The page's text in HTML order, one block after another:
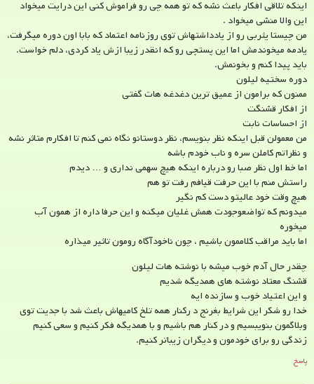
اینکه تلاقی افکار باعث نشه که تو همه چی رو فراموش کنی این درایت میخواد
این والا منشی میخواد .
من چیستا یثربی رو از یادداشتهاش توی روزنامه اعتماد که بابا اون دوره میگرفت،
یادمه میخوندمش اما این پستچی رو که انقدر زیبا ازش یاد کردی، دلم خواست.
باید پیدا کنم و بخونمش.
دوره سختیه لیلون
ممنون که برامون از عمیق ترین دغدغه هات گفتی
از افکار قشنگت
از احساسات نابت
من معمولن قبل اینکه نظر بنویسم، نظر دوستانو نگاه نمی کنم تا افکارم متاثر نشه
و نظراتم کاملن سره و ناب خودم باشه
اما خط اول نظر صبا رو درباره اینکه هیچ سهمی نداری و … دیدم
راستش منم با این حرفت قیافم رفت تو هم
هیچ وقت خود عالیتو دست کم نگیر
میدونم که تواضعوجودت همش غلیان میکنه و این حرفا داره از همون آب
میخوره
اما باید مراقب کلاممون باشیم ، چون ناخودآگاه رومون تاثیر میذاره
چقدر حال آدم خوب میشه با نوشته هات لیلون
قشنگ معتاد نوشته های همدیگه شدیم
و این اعتیاد خوب و سازنده ایه
خدا رو شکر این شرایط بغرنج د رکنار همه تلخ کامیهاش باعث شد با جدیت توی
وبلاگمون بنویبسیم و در کنار هم باشیم و با همدیگه فکر کنیم و سعی کنیم
زندگی رو برای خودمون و دیگران زیباتر کنیم.
پاسخ